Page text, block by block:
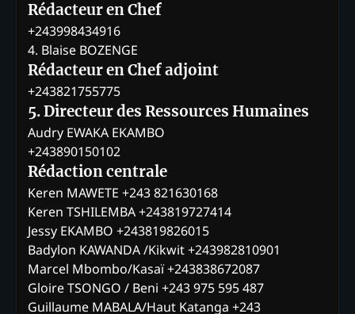
Rédacteur en Chef
+243998434916
4. Blaise BOZENGE
Rédacteur en Chef adjoint
+243821755775
5. Directeur des Ressources Humaines
Audry EWAKA EKAMBO
+243890150102
Rédaction centrale
Keren MAWETE +243 821630168
Keren TSHILEMBA +243819727414
Jessy EKAMBO +243819826015
Badylon KAWANDA /Kikwit +243982810901
Marcel Mbombo/Kasaï +243838672087
Gloire TSONGO / Beni +243 975 595 487
Guillaume MABALA/Haut Katanga +243